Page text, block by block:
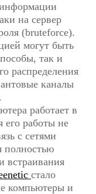
на сервер
(bruteforce).
могут быть
так и
распределения
каналы
работает в
его работы не
с сетями
полностью
встраивания
стало
компьютеры и